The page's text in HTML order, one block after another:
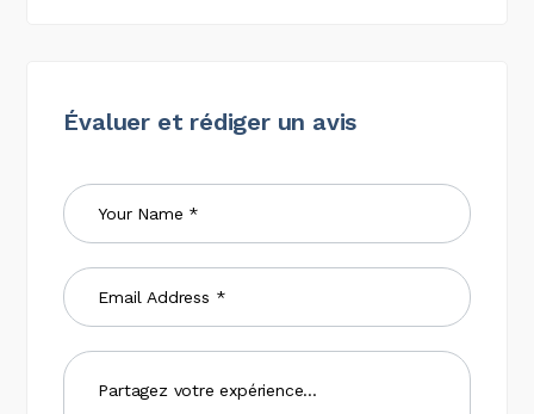
Évaluer et rédiger un avis